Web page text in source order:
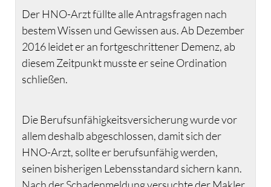
Der HNO-Arzt füllte alle Antragsfragen nach
bestem Wissen und Gewissen aus. Ab Dezember
2016 leidet er an fortgeschrittener Demenz, ab
diesem Zeitpunkt musste er seine Ordination
schließen.
Die Berufsunfähigkeitsversicherung wurde vor
allem deshalb abgeschlossen, damit sich der
HNO-Arzt, sollte er berufsunfähig werden,
seinen bisherigen Lebensstandard sichern kann.